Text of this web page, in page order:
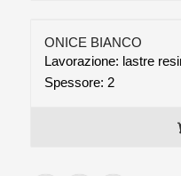
ONICE BIANCO
Lavorazione: lastre
Spessore: 2